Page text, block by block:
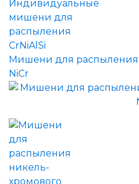
Мишени для распыления
NiCr